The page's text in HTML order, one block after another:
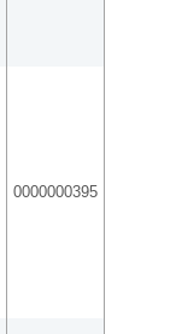
0000000395